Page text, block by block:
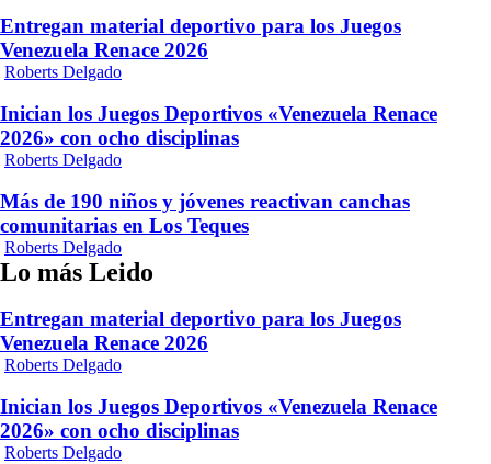
Entregan material deportivo para los Juegos
Venezuela Renace 2026
Roberts Delgado
Inician los Juegos Deportivos «Venezuela Renace
2026» con ocho disciplinas
Roberts Delgado
Más de 190 niños y jóvenes reactivan canchas
comunitarias en Los Teques
Roberts Delgado
Lo más Leido
Entregan material deportivo para los Juegos
Venezuela Renace 2026
Roberts Delgado
Inician los Juegos Deportivos «Venezuela Renace
2026» con ocho disciplinas
Roberts Delgado